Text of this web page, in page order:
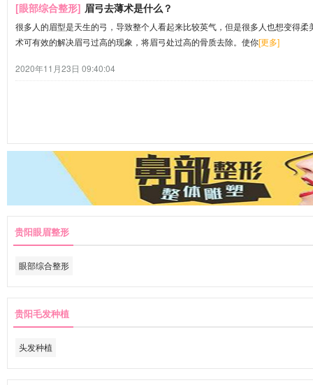
[眼部综合整形] 眉弓去薄术是什么？
很多人的眉型是天生的弓，导致整个人看起来比较英气，但是很多人也想变得
术可有效的解决眉弓过高的现象，将眉弓处过高的骨质去除。使你[更多]
2020年11月23日 09:40:04
贵阳眼眉整形
眼部综合整形
贵阳毛发种植
头发种植